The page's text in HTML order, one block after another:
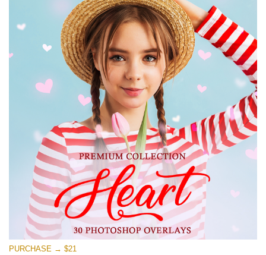
Bokeh Complete Collection (650 Overlays)
Large 6000*4000px
Entire Collection
(1783 Overlays)
Large 6000*4000px
Darmowe Pobieranie
PURCHASE → $21